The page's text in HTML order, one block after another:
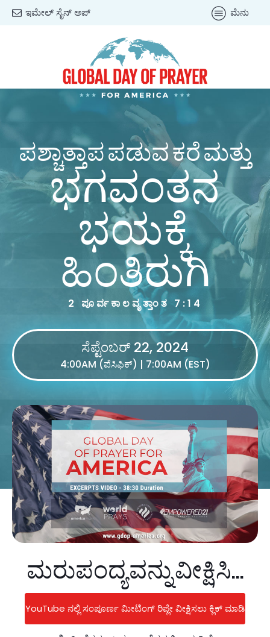
ಇಮೇಲ್ ಸೈನ್ ಅಪ್ ಮೆನು
ಪಶ್ಚಾತ್ತಾಪ ಪಡುವ ಕರೆ ಮತ್ತು
ಭಗವಂತನ
ಭಯಕ್ಕೆ
ಹಿಂತಿರುಗಿ
2 ಪೂರ್ವಕಾಲವೃತ್ತಾಂತ 7:14
ಸೆಪ್ಟೆಂಬರ್ 22, 2024
4:00AM (ಪೆಸಿಫಿಕ್) | 7:00AM (EST)
ಮರುಪಂದ್ಯವನ್ನು ವೀಕ್ಷಿಸಿ...
YouTube ನಲ್ಲಿ ಸಂಪೂರ್ಣ ಮೀಟಿಂಗ್ ರಿಪ್ಲೇ ವೀಕ್ಷಿಸಲು ಕ್ಲಿಕ್ ಮಾಡಿ